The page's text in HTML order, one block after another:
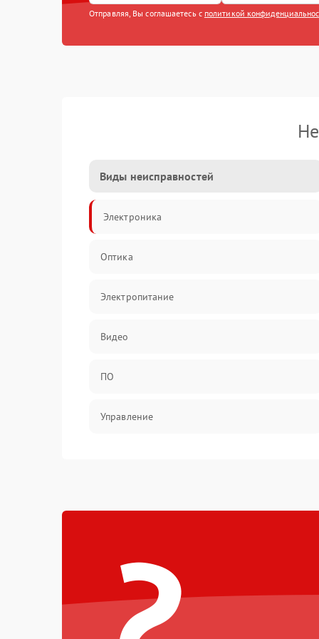
Отправляя, Вы соглашаетесь с политикой
Виды неисправностей
Электроника
Оптика
Электропитание
Видео
ПО
Управление